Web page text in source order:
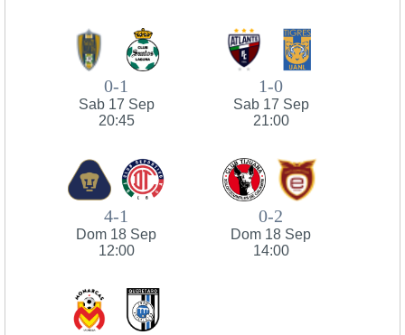
0-1
Sab 17 Sep
20:45
1-0
Sab 17 Sep
21:00
4-1
Dom 18 Sep
12:00
0-2
Dom 18 Sep
14:00